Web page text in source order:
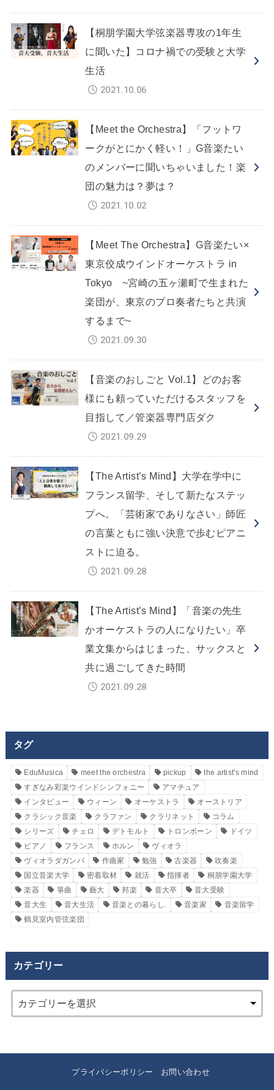
【桐朋学園大学弦楽器専攻の1年生
に聞いた】コロナ禍での受験と大学
生活
2021.10.06
【Meet the Orchestra】「フットワ
ークがとにかく軽い！」G音楽たい
のメンバーに聞いちゃいました！楽
団の魅力は？夢は？
2021.10.02
【Meet The Orchestra】G音楽たい×
東京佼成ウインドオーケストラ in
Tokyo ~宮崎の五ヶ瀬町で生まれた
楽団が、東京のプロ奏者たちと共演
するまで~
2021.09.30
【音楽のおしごと Vol.1】どのお客
様にも頼っていただけるスタッフを
目指して／管楽器専門店ダク
2021.09.29
【The Artist’s Mind】大学在学中に
フランス留学、そして新たなステッ
プへ。「芸術家でありなさい」師匠
の言葉ともに強い決意で歩むピアニ
ストに迫る。
2021.09.28
【The Artist’s Mind】「音楽の先生
かオーケストラの人になりたい」卒
業文集からはじまった、サックスと
共に過ごしてきた時間
2021.09.28
タグ
EduMusica meet the orchestra pickup
the artist's mind
すぎなみ彩楽ウインドシンフォニー
アマチュア
インタビュー
ウィーン オーケストラ
オーストリア
クラシック音楽
クラファン クラリネット
コラム
シリーズ
チェロ デトモルト トロンボーン
ドイツ
ピアノ
フランス ホルン
ヴィオラ
ヴィオラダガンバ
作曲家 勉強 古楽器
吹奏楽
国立音楽大学
密着取材 就活 指揮者
桐朋学園大学
楽器
箏曲 藝大 邦楽 音大卒
音大受験
音大生
音大生活 音楽との暮らし. 音楽家
音楽留学
鶴見室内管弦楽団
カテゴリー
プライバシーポリシー お問い合わせ